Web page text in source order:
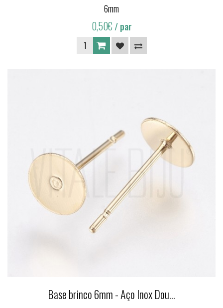
6mm
0,50€/ par
Base brinco 6mm - Aço Inox Dou...